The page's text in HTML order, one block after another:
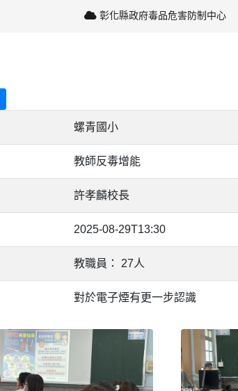
彰化縣政府毒品危害防制中心
螺青國小
教師反毒增能
許孝麟校長
2025-08-29T13:30
教職員： 27人
對於電子煙有更一步認識